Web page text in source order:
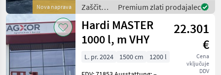
Nova naprava
mit Spülwasserbehälter:
170 l, im R
Zaščita
rastlin /
Hardi
Premium zlati prodajalec
Hardi MASTER
1000 l, m VHY
22.301
€
Cena
vključuje
DDV
L. pr. 2024 1500 cm
1200 l